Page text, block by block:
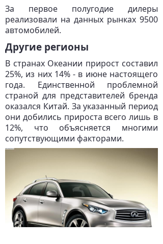
За первое полугодие дилеры
реализовали на данных рынках 9500
автомобилей.
Другие регионы
В странах Океании прирост составил
25%, из них 14% - в июне настоящего
года. Единственной проблемной
страной для представителей бренда
оказался Китай. За указанный период
они добились прироста всего лишь в
12%, что объясняется многими
сопутствующими факторами.